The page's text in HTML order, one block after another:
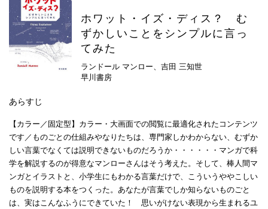
ホワット・イズ・ディス？ む
ずかしいことをシンプルに言っ
てみた
ランドール マンロー、吉田 三知世
早川書房
あらすじ
【カラー／固定型】カラー・大画面での閲覧に最適化されたコンテンツ
です／ものごとの仕組みやなりたちは、専門家しかわからない、むずか
しい言葉でなくては説明できないものだろうか・・・・・・マンガで科
学を解説するのが得意なマンローさんはそう考えた。そして、棒人間マ
ンガとイラストと、小学生にもわかる言葉だけで、こういうややこしい
ものを説明する本をつくった。あなたが言葉でしか知らないものごと
は、実はこんなふうにできていた！ 思いがけない表現から生まれるユ